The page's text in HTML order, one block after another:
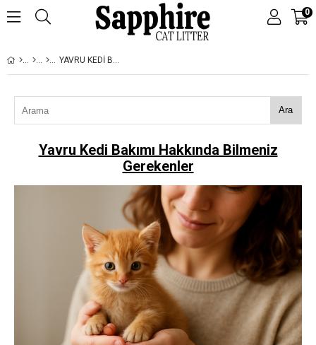
0
YAVRU KEDI BAKIMI HAKKINDA BILMENIZ GEREKENLER
Ara
Yavru Kedi Bakımı Hakkında Bilmeniz
Gerekenler